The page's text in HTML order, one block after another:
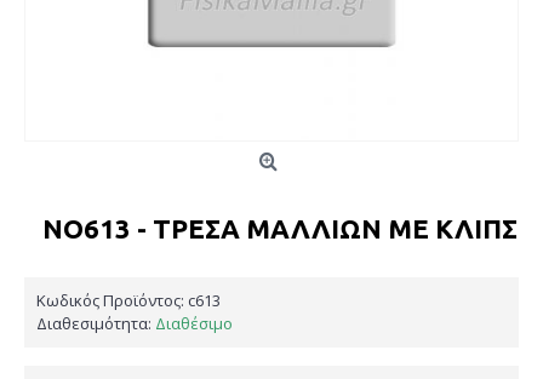
NO613 - ΤΡΈΣΑ ΜΑΛΛΙΏΝ ΜΕ ΚΛΙΠΣ
Κωδικός Προϊόντος: c613
Διαθεσιμότητα: Διαθέσιμο